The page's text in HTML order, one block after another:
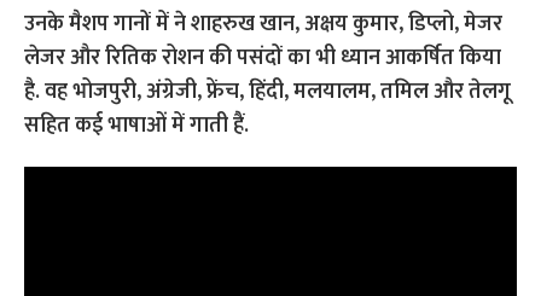
उनके मैशप गानों में ने शाहरुख खान, अक्षय कुमार, डिप्लो, मेजर
लेजर और रितिक रोशन की पसंदों का भी ध्यान आकर्षित किया
है. वह भोजपुरी, अंग्रेजी, फ्रेंच, हिंदी, मलयालम, तमिल और तेलगू
सहित कई भाषाओं में गाती हैं.